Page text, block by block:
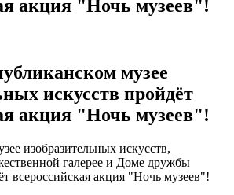
акция "Ночь музеев"!
музее
искусств пройдёт
акция "Ночь музеев"!
изобразительных искусств,
галерее и Доме дружбы
всероссийская акция "Ночь музеев"!